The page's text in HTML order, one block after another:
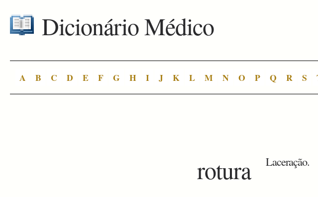
Dicionário Médico
A B C D E F G H I J K L M N O P Q R S
rotura Laceração.